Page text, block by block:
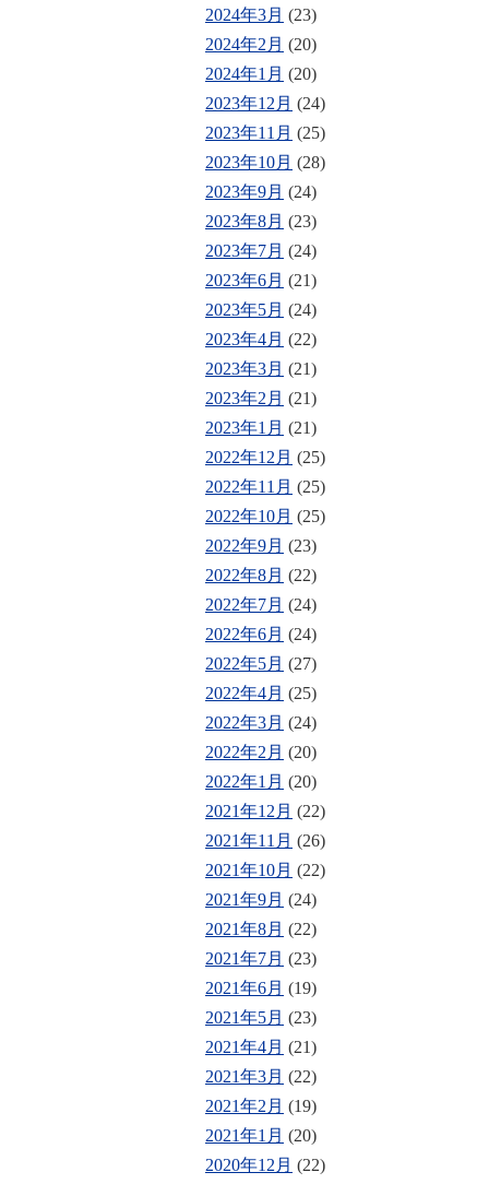
2024年3月 (23)
2024年2月 (20)
2024年1月 (20)
2023年12月 (24)
2023年11月 (25)
2023年10月 (28)
2023年9月 (24)
2023年8月 (23)
2023年7月 (24)
2023年6月 (21)
2023年5月 (24)
2023年4月 (22)
2023年3月 (21)
2023年2月 (21)
2023年1月 (21)
2022年12月 (25)
2022年11月 (25)
2022年10月 (25)
2022年9月 (23)
2022年8月 (22)
2022年7月 (24)
2022年6月 (24)
2022年5月 (27)
2022年4月 (25)
2022年3月 (24)
2022年2月 (20)
2022年1月 (20)
2021年12月 (22)
2021年11月 (26)
2021年10月 (22)
2021年9月 (24)
2021年8月 (22)
2021年7月 (23)
2021年6月 (19)
2021年5月 (23)
2021年4月 (21)
2021年3月 (22)
2021年2月 (19)
2021年1月 (20)
2020年12月 (22)